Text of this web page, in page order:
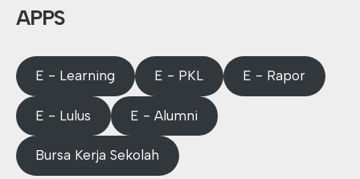
APPS
E - Learning E - PKL E - Rapor
E - Lulus E - Alumni
Bursa Kerja Sekolah